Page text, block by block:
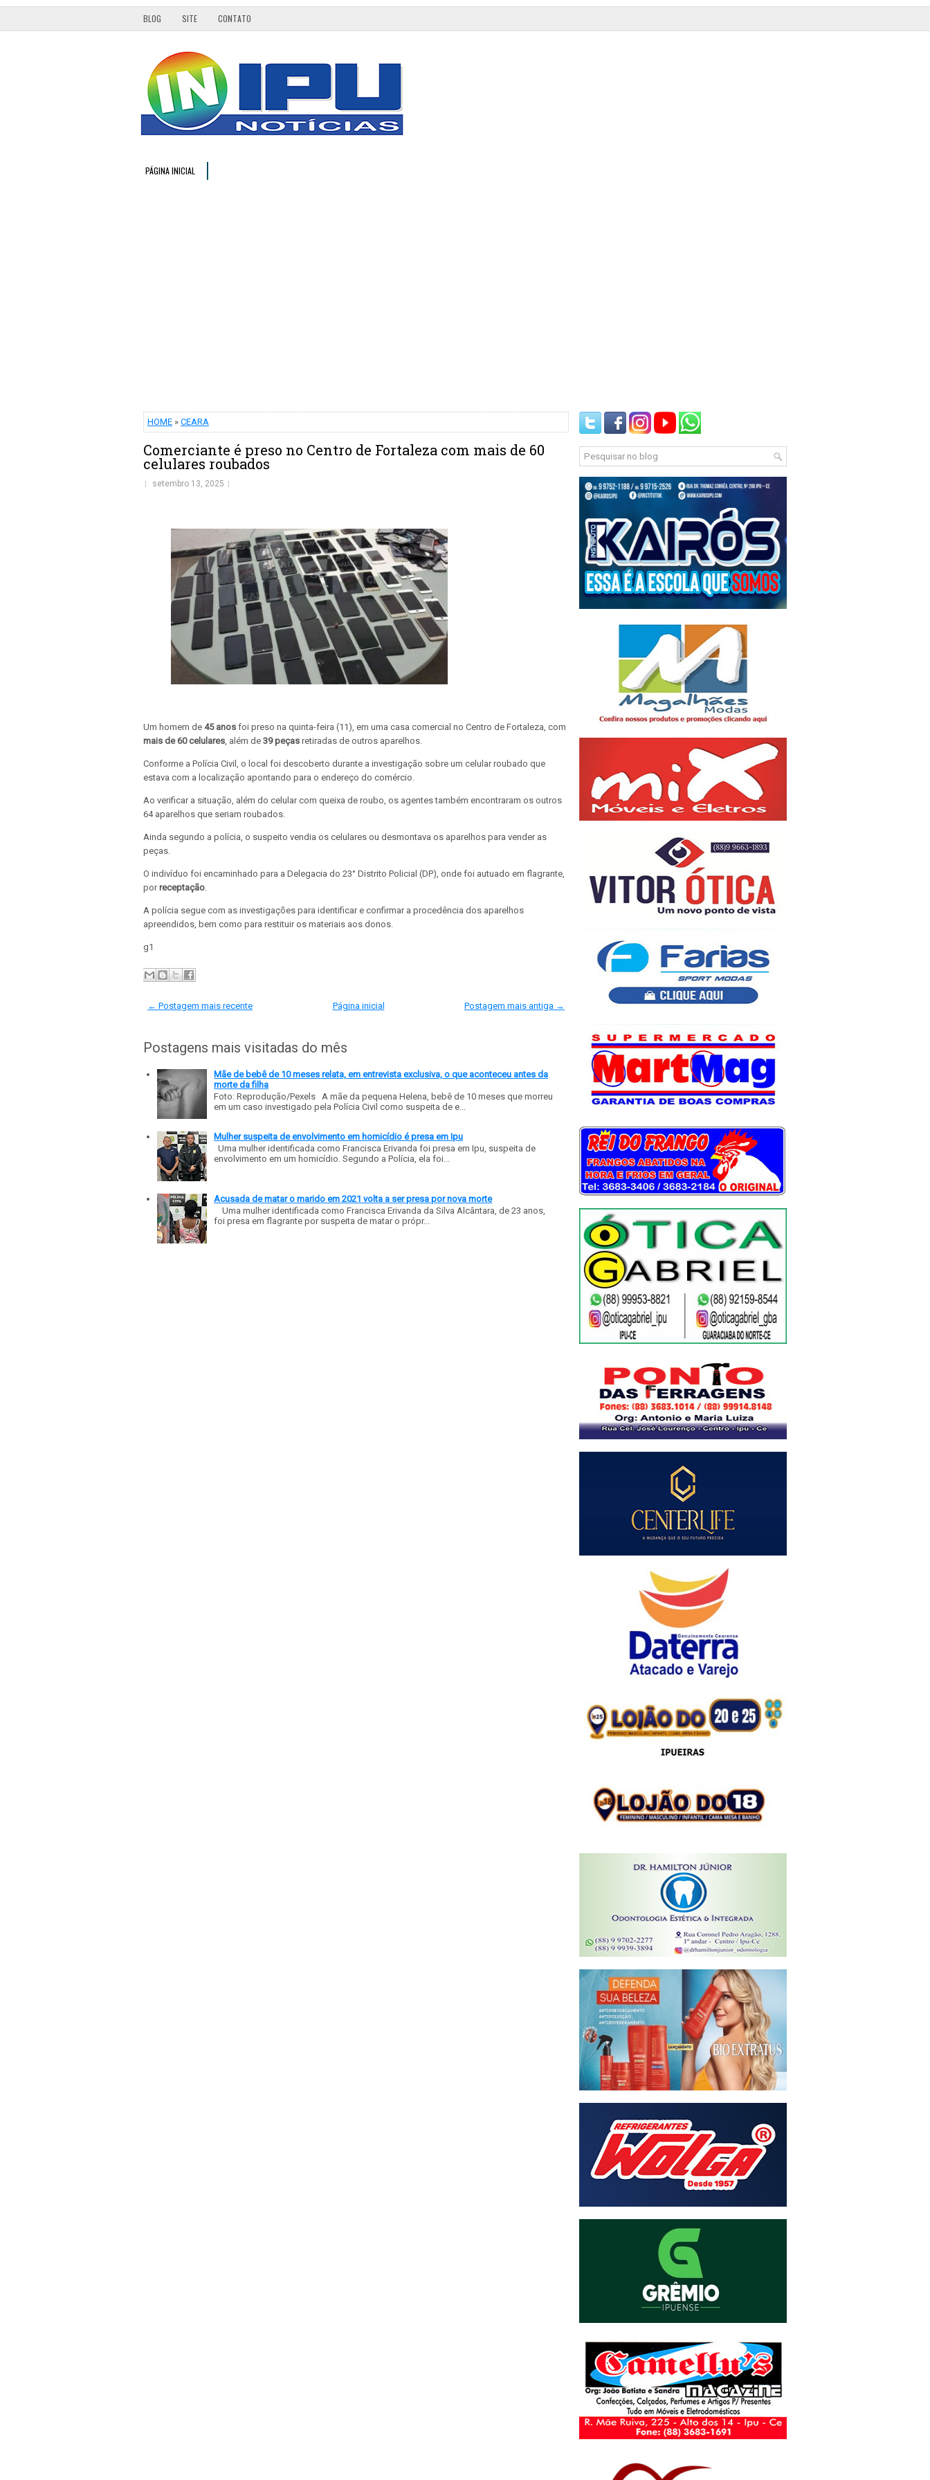
BLOG SITE CONTATO
PÁGINA INICIAL
HOME » CEARA
Comerciante é preso no Centro de Fortaleza com mais de 60
celulares roubados
setembro 13, 2025
Um homem de 45 anos foi preso na quinta-feira (11), em uma casa comercial no Centro de Fortaleza, com
mais de 60 celulares, além de 39 peças retiradas de outros aparelhos.
Conforme a Polícia Civil, o local foi descoberto durante a investigação sobre um celular roubado que
estava com a localização apontando para o endereço do comércio.
Ao verificar a situação, além do celular com queixa de roubo, os agentes também encontraram os outros
64 aparelhos que seriam roubados.
Ainda segundo a polícia, o suspeito vendia os celulares ou desmontava os aparelhos para vender as
peças.
O indivíduo foi encaminhado para a Delegacia do 23° Distrito Policial (DP), onde foi autuado em flagrante,
porreceptação.
A polícia segue com as investigações para identificar e confirmar a procedência dos aparelhos
apreendidos, bem como para restituir os materiais aos donos.
g1
← Postagem mais recente Postagem mais antiga →
Página inicial
Postagens mais visitadas do mês
Mãe de bebê de 10 meses relata, em entrevista exclusiva, o que aconteceu antes da
morte da filha
Foto: Reprodução/Pexels A mãe da pequena Helena, bebê de 10 meses que morreu
em um caso investigado pela Polícia Civil como suspeita de e...
Mulher suspeita de envolvimento em homicídio é presa em Ipu
Uma mulher identificada como Francisca Erivanda foi presa em Ipu, suspeita de
envolvimento em um homicídio. Segundo a Polícia, ela foi...
Acusada de matar o marido em 2021 volta a ser presa por nova morte
Uma mulher identificada como Francisca Erivanda da Silva Alcântara, de 23 anos,
foi presa em flagrante por suspeita de matar o própr...